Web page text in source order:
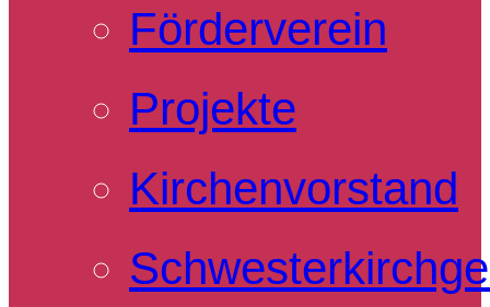
Förderverein
Projekte
Kirchenvorstand